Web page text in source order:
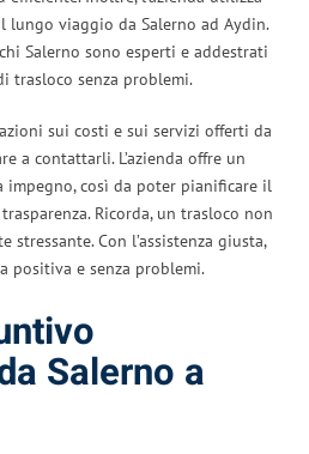
viaggio da Salerno ad Aydin.
Salerno sono esperti e addestrati
trasloco senza problemi.
sui costi e sui servizi offerti da
a contattarli. L’azienda offre un
impegno, così da poter pianificare il
Ricorda, un trasloco non
stressante. Con l’assistenza giusta,
positiva e senza problemi.
Salerno a